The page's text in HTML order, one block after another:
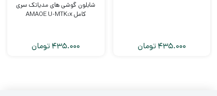
435.000 تومان
شابلون گوشی های مدیاتک سری
کامل AMAOE U-MTK:x
435.000 تومان